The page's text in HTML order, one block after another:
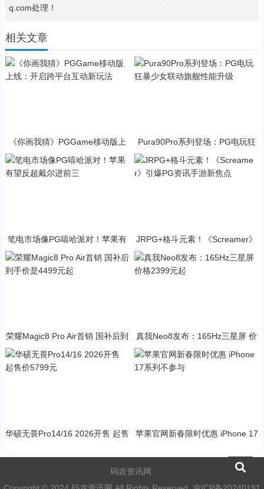
q.com处理！
相关文章
《你画我猜》PGGame移动版上
线：开启跨平台互动新玩法
Pura90Pro系列登场：PG电玩狂
暴少女联动旗舰性能升级
笔电市场像PG嘻哈派对！苹果有
JRPG+格斗元素！《Screamer》
荣耀Magic8 Pro Air首销 国补后到
真我Neo8发布：165Hz三星屏 价
格2399元起
华硕无畏Pro14/16 2026开售 起售
苹果官网新春限时优惠 iPhone 17
码农资讯网